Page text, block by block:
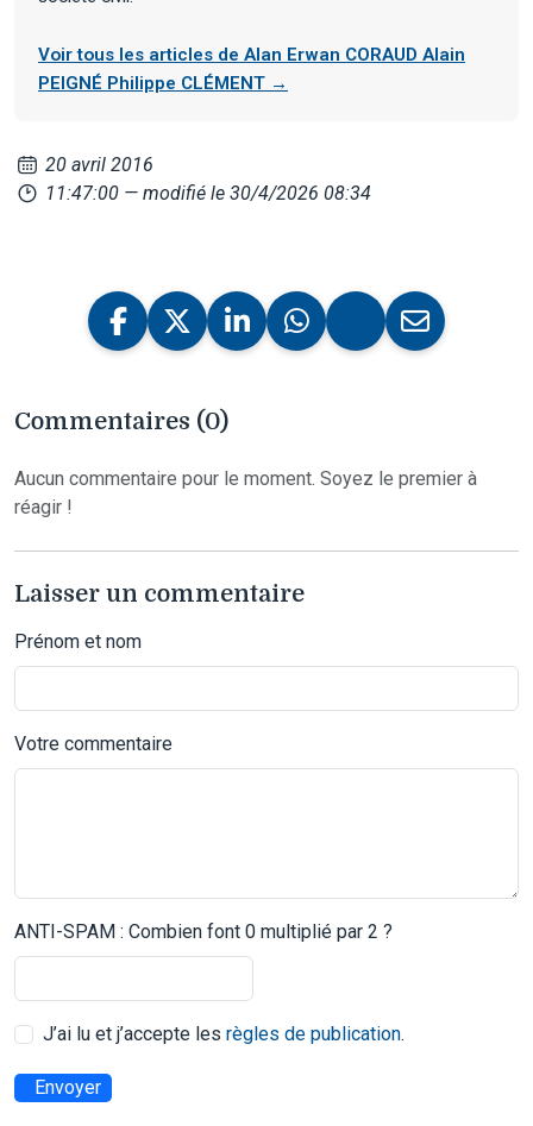
Voir tous les articles de Alan Erwan CORAUD Alain
PEIGNÉ Philippe CLÉMENT →
20 avril 2016
11:47:00 — modifié le 30/4/2026 08:34
Commentaires (0)
Aucun commentaire pour le moment. Soyez le premier à
réagir !
Laisser un commentaire
Prénom et nom
Votre commentaire
ANTI-SPAM : Combien font 0 multiplié par 2 ?
J’ai lu et j’accepte les règles de publication.
Envoyer